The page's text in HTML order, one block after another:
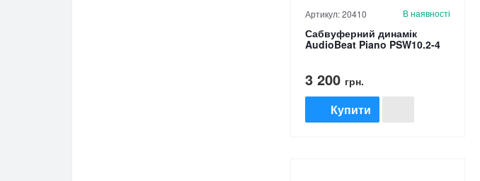
Артикул: 20410 В наявності
Сабвуферний динамік
AudioBeat Piano PSW10.2-4
3 200 грн.
Купити